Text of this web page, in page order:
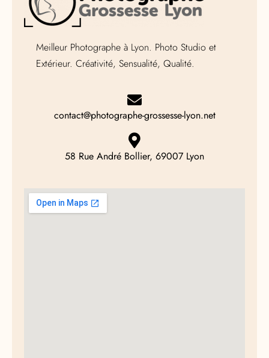
Meilleur Photographe à Lyon. Photo Studio et
Extérieur. Créativité, Sensualité, Qualité.
contact@photographe-grossesse-lyon.net
58 Rue André Bollier, 69007 Lyon